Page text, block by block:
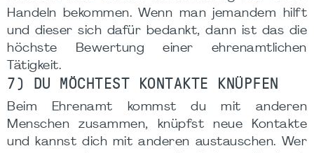
Handeln bekommen. Wenn man jemandem hilft
und dieser sich dafür bedankt, dann ist das die
höchste Bewertung einer ehrenamtlichen
Tätigkeit.
7) DU MÖCHTEST KONTAKTE KNÜPFEN
Beim Ehrenamt kommst du mit anderen
Menschen zusammen, knüpfst neue Kontakte
und kannst dich mit anderen austauschen. Wer